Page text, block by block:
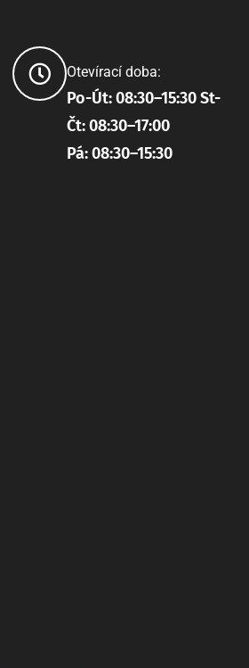
Otevírací doba:
Po-Út: 08:30–15:30 St-
Čt: 08:30–17:00
Pá: 08:30–15:30